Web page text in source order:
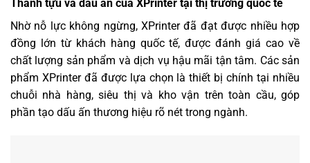
Thành tựu và dấu ấn của XPrinter tại thị trường quốc tế
Nhờ nỗ lực không ngừng, XPrinter đã đạt được nhiều hợp
đồng lớn từ khách hàng quốc tế, được đánh giá cao về
chất lượng sản phẩm và dịch vụ hậu mãi tận tâm. Các sản
phẩm XPrinter đã được lựa chọn là thiết bị chính tại nhiều
chuỗi nhà hàng, siêu thị và kho vận trên toàn cầu, góp
phần tạo dấu ấn thương hiệu rõ nét trong ngành.